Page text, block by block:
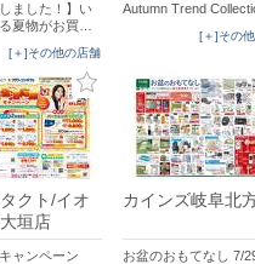
ました！】い
夏物がお買…
[＋]その他の店舗
Autumn Trend
[＋]その
クト/イオ
垣店
ャンペーン
カインズ岐阜北
お盆のおもてなし 7/